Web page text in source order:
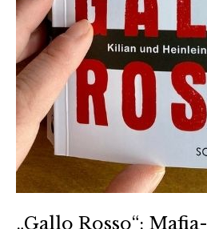
„Gallo Rosso“: Mafia-